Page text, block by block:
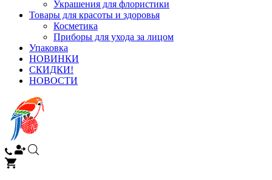
Украшения для флористики
Товары для красоты и здоровья
Косметика
Приборы для ухода за лицом
Упаковка
НОВИНКИ
СКИДКИ!
НОВОСТИ